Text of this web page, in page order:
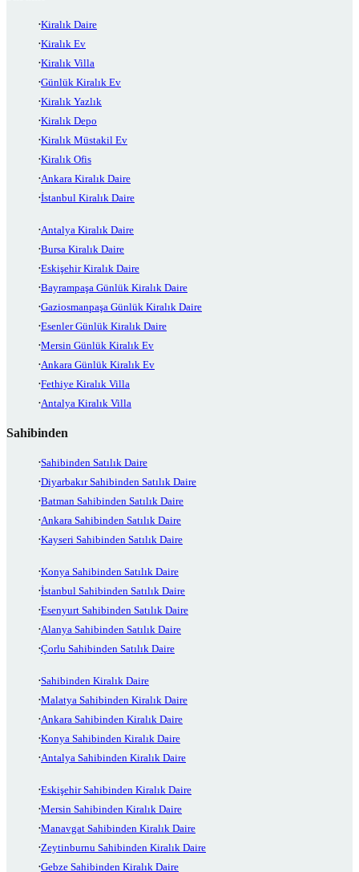
Kiralık Daire
Kiralık Ev
Kiralık Villa
Günlük Kiralık Ev
Kiralık Yazlık
Kiralık Depo
Kiralık Müstakil Ev
Kiralık Ofis
Ankara Kiralık Daire
İstanbul Kiralık Daire
Antalya Kiralık Daire
Bursa Kiralık Daire
Eskişehir Kiralık Daire
Bayrampaşa Günlük Kiralık Daire
Gaziosmanpaşa Günlük Kiralık Daire
Esenler Günlük Kiralık Daire
Mersin Günlük Kiralık Ev
Ankara Günlük Kiralık Ev
Fethiye Kiralık Villa
Antalya Kiralık Villa
Sahibinden
Sahibinden Satılık Daire
Diyarbakır Sahibinden Satılık Daire
Batman Sahibinden Satılık Daire
Ankara Sahibinden Satılık Daire
Kayseri Sahibinden Satılık Daire
Konya Sahibinden Satılık Daire
İstanbul Sahibinden Satılık Daire
Esenyurt Sahibinden Satılık Daire
Alanya Sahibinden Satılık Daire
Çorlu Sahibinden Satılık Daire
Sahibinden Kiralık Daire
Malatya Sahibinden Kiralık Daire
Ankara Sahibinden Kiralık Daire
Konya Sahibinden Kiralık Daire
Antalya Sahibinden Kiralık Daire
Eskişehir Sahibinden Kiralık Daire
Mersin Sahibinden Kiralık Daire
Manavgat Sahibinden Kiralık Daire
Zeytinburnu Sahibinden Kiralık Daire
Gebze Sahibinden Kiralık Daire